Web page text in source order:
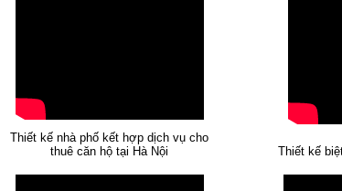
Thiết kế nhà phố kết hợp dịch vụ cho
thuê căn hộ tại Hà Nội
Thiết kế